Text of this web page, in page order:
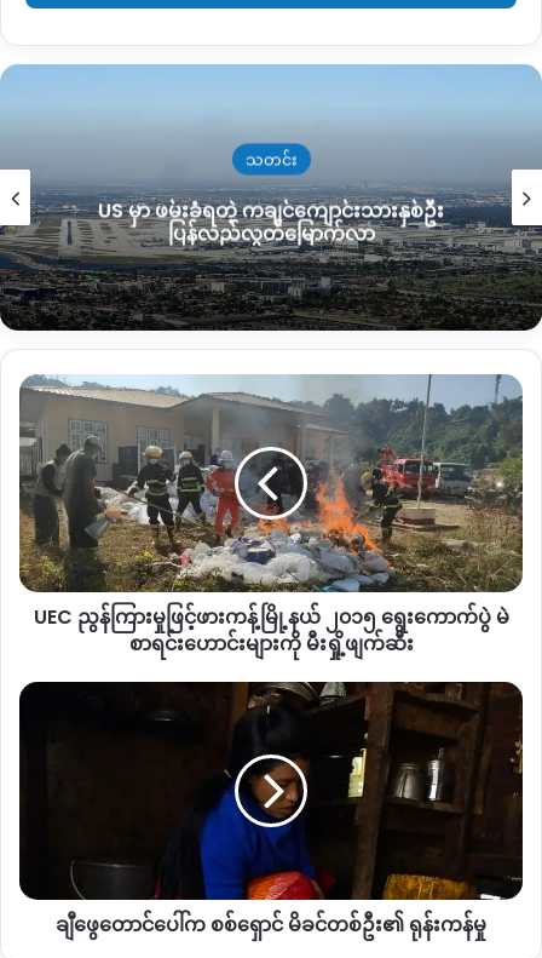
ဝိုင်းမော် လမြန်-မုတ်ကြိတ်ဘက်မှ ဝင်ရောက်ရသော နန်ဇော်
ကို စပါးအမြန်ရိတ်သိမ်းရန် ပြီးခဲ့သည့် နိုဝင်ဘာလကတည်းကနေ
KIA ဘက်က ပြောဆိုထားသည်ဟုလည်း စုံစမ်းသိရှိရသည်။
ဝိုင်းမော် KIA တပ်စခန်းတစ်ခုကို တပ်မတော်က လက်နက်ကြီး
ပစ်ခတ်တိုက်ခိုက်မှုကြောင့် နောက်ဆက်တွဲ တိုက်ပွဲဖြစ်ပွားမှုများမရှိ
သော်လည်း နှစ်ဖက်တပ်ကြား စစ်ရေးတင်းမာမှုများရှိနေသည်ဟု
KIO ဘက်က ဆိုထားသည်။
Copy URL
သတင်း
US မှာ ဖမ်းခံရတဲ့ ကချင်ကျောင်းသားနှစ်ဦး
ပြန်လည်လွတ်မြောက်လာ
UEC
ကြား
မှု
ဖြင့်
ဖား
ကန့်
မြို့နယ်
၂၀၁၅
ရွေးကောက်ပွဲ
ဟောင်း
UEC ညွန်ကြားမှုဖြင့်ဖားကန့်မြို့နယ် ၂၀၁၅ ရွေးကောက်ပွဲ မဲ
စာရင်းဟောင်းများကို မီးရှို့ဖျက်ဆီး
ချီ
တစ်
ရုန်းကန်
ချီဖွေတောင်ပေါ်က စစ်ရှောင် မိခင်တစ်ဦး၏ ရုန်းကန်မှု